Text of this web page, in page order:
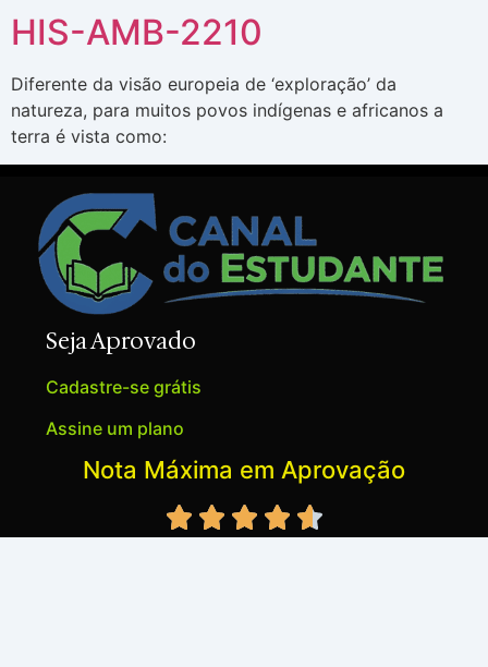
HIS-AMB-2210
Diferente da visão europeia de ‘exploração’ da
natureza, para muitos povos indígenas e africanos a
terra é vista como:
Seja Aprovado
Cadastre-se grátis
Assine um plano
Nota Máxima em Aprovação